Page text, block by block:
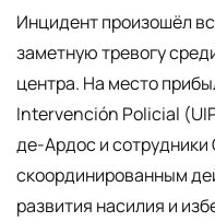
Инцидент произошёл
заметную тревогу
центра. На место
Intervención Policial
де-Ардос и сотрудники
скоординированным
развития насилия и